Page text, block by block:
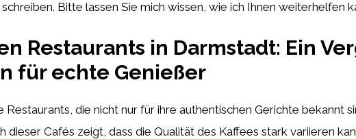
Bitte lassen Sie mich wissen, wie ich Ihnen weiterhelfen
Restaurants in Darmstadt: Ein
für echte Genießer
die nicht nur für ihre authentischen Gerichte bekannt
dieser Cafés zeigt, dass die Qualität des Kaffees stark variieren